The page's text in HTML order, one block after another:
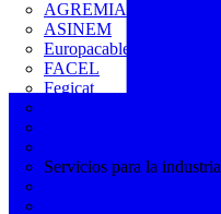
AGREMIA
ASINEM
Europacable
FACEL
Fegicat
Servicios para la industria